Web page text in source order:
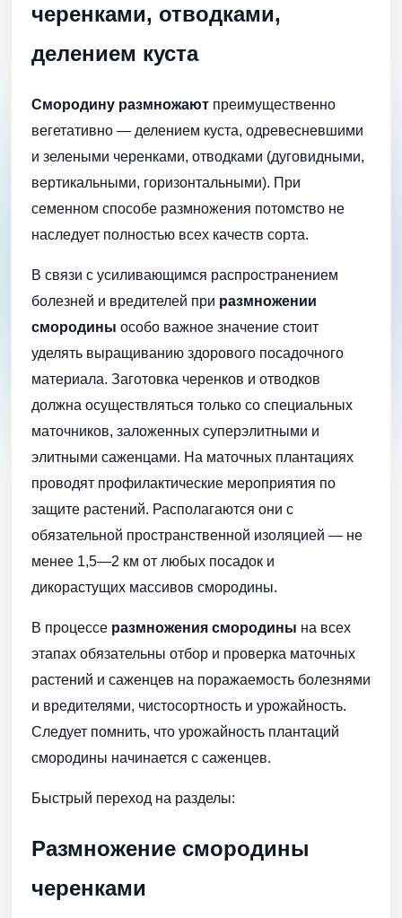
черенками, отводками,
делением куста
Смородину размножают преимущественно
вегетативно — делением куста, одревесневшими
и зелеными черенками, отводками (дуговидными,
вертикальными, горизонтальными). При
семенном способе размножения потомство не
наследует полностью всех качеств сорта.
В связи с усиливающимся распространением
болезней и вредителей при размножении
смородины особо важное значение стоит
уделять выращиванию здорового посадочного
материала. Заготовка черенков и отводков
должна осуществляться только со специальных
маточников, заложенных суперэлитными и
элитными саженцами. На маточных плантациях
проводят профилактические мероприятия по
защите растений. Располагаются они с
обязательной пространственной изоляцией — не
менее 1,5—2 км от любых посадок и
дикорастущих массивов смородины.
В процессе размножения смородины на всех
этапах обязательны отбор и проверка маточных
растений и саженцев на поражаемость болезнями
и вредителями, чистосортность и урожайность.
Следует помнить, что урожайность плантаций
смородины начинается с саженцев.
Быстрый переход на разделы:
Размножение смородины
черенками